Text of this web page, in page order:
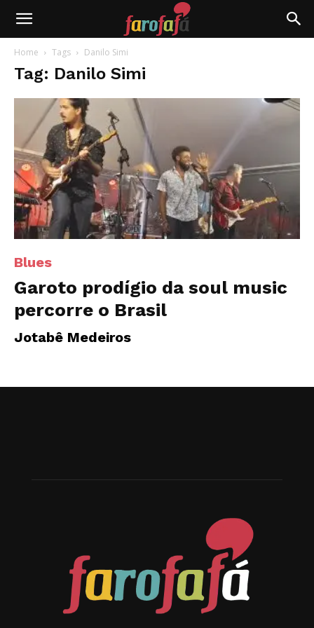
Farofafá
Home Tags Danilo Simi
Tag: Danilo Simi
Blues
Garoto prodígio da soul music
percorre o Brasil
Jotabê Medeiros